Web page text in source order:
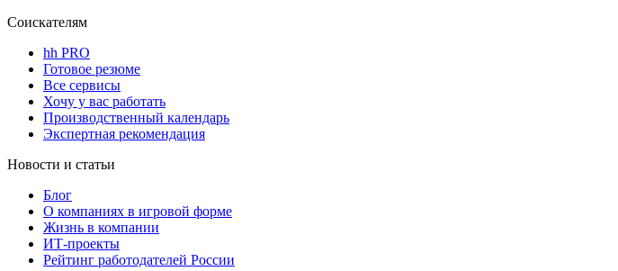
Соискателям
hh PRO
Готовое резюме
Все сервисы
Хочу у вас работать
Производственный календарь
Экспертная рекомендация
Новости и статьи
Блог
О компаниях в игровой форме
Жизнь в компании
ИТ-проекты
Рейтинг работодателей России